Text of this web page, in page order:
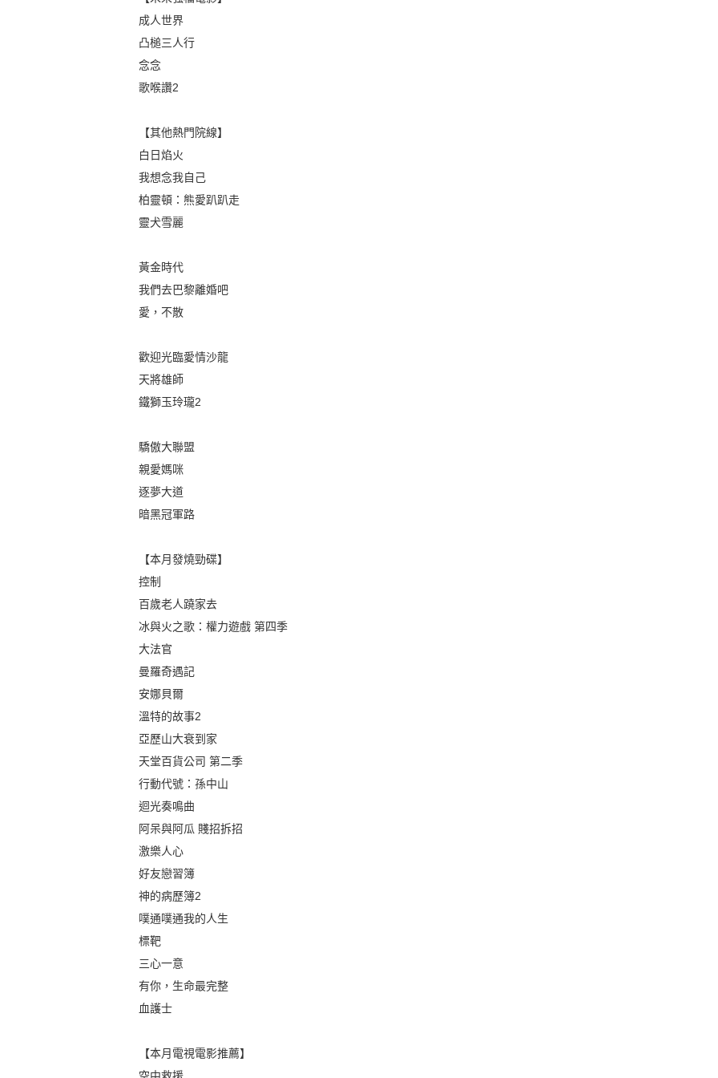
成人世界
凸槌三人行
念念
歌喉讚2
【其他熱門院線】
白日焰火
我想念我自己
柏靈頓：熊愛趴趴走
靈犬雪麗
黃金時代
我們去巴黎離婚吧
愛，不散
歡迎光臨愛情沙龍
天將雄師
鐵獅玉玲瓏2
驕傲大聯盟
親愛媽咪
逐夢大道
暗黑冠軍路
【本月發燒勁碟】
控制
百歲老人蹺家去
冰與火之歌：權力遊戲 第四季
大法官
曼羅奇遇記
安娜貝爾
溫特的故事2
亞歷山大衰到家
天堂百貨公司 第二季
行動代號：孫中山
迴光奏鳴曲
阿呆與阿瓜 賤招拆招
激樂人心
好友戀習簿
神的病歷簿2
噗通噗通我的人生
標靶
三心一意
有你，生命最完整
血護士
【本月電視電影推薦】